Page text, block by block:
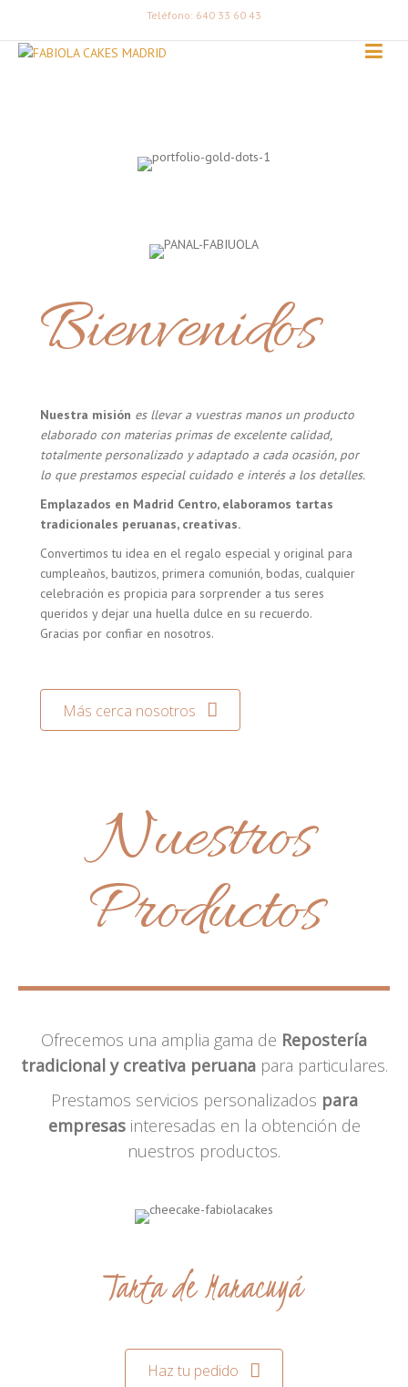
Teléfono: 640 33 60 43
Bienvenidos
Nuestra misión es llevar a vuestras manos un producto
elaborado con materias primas de excelente calidad,
totalmente personalizado y adaptado a cada ocasión, por
lo que prestamos especial cuidado e interés a los detalles.
Emplazados en Madrid Centro, elaboramos tartas
tradicionales peruanas, creativas.
Convertimos tu idea en el regalo especial y original para
cumpleaños, bautizos, primera comunión, bodas, cualquier
celebración es propicia para sorprender a tus seres
queridos y dejar una huella dulce en su recuerdo.
Gracias por confiar en nosotros.
Más cerca nosotros
Nuestros
Productos
Ofrecemos una amplia gama de Repostería
tradicional y creativa peruanapara particulares.
Prestamos servicios personalizados para
empresasinteresadas en la obtención de
nuestros productos.
Tarta de Maracuyá
Haz tu pedido